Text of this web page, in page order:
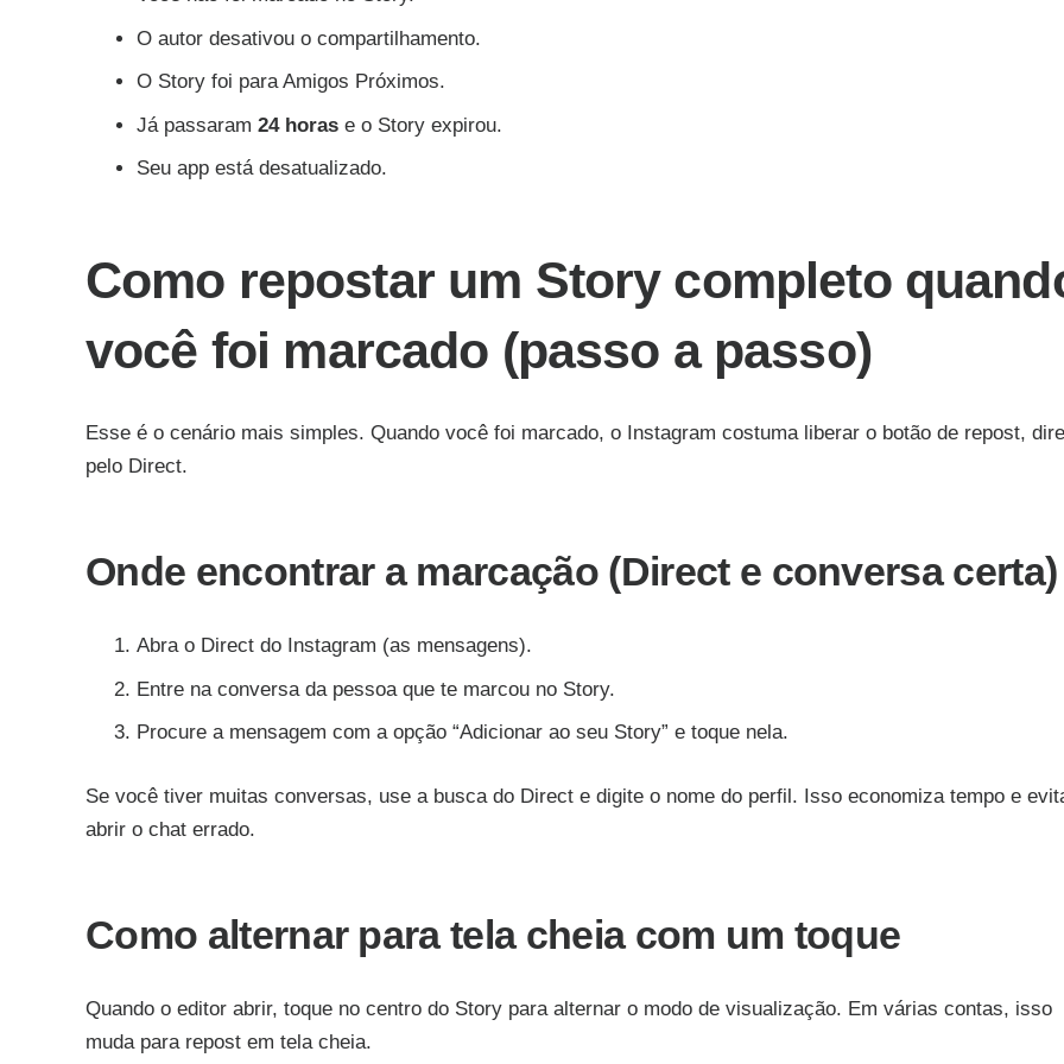
O autor desativou o compartilhamento.
O Story foi para Amigos Próximos.
Já passaram 24 horase o Story expirou.
Seu app está desatualizado.
Como repostar um Story completo
você foi marcado (passo a passo)
Esse é o cenário mais simples. Quando você foi marcado, o Instagram costuma liberar o botão de repost,
pelo Direct.
Onde encontrar a marcação (Direct e conversa certa)
Abra o Direct do Instagram (as mensagens).
Entre na conversa da pessoa que te marcou no Story.
Procure a mensagem com a opção “Adicionar ao seu Story” e toque nela.
Se você tiver muitas conversas, use a busca do Direct e digite o nome do perfil. Isso economiza tempo e
abrir o chat errado.
Como alternar para tela cheia com um toque
Quando o editor abrir, toque no centro do Story para alternar o modo de visualização. Em várias contas, isso
muda para repost em tela cheia.